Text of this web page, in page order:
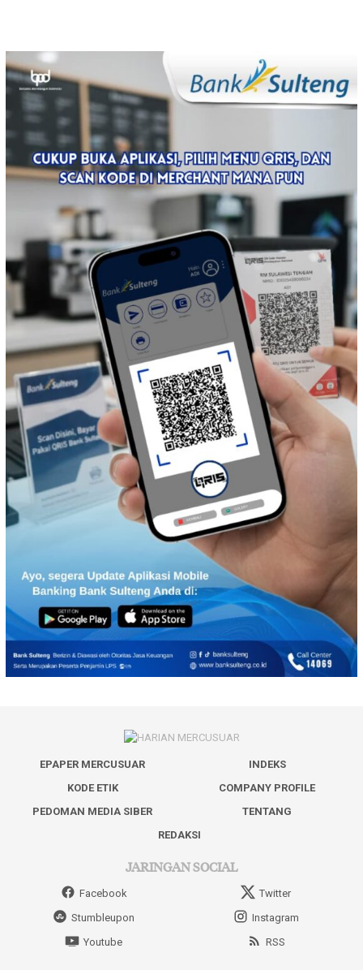
EPAPER MERCUSUAR
INDEKS
KODE ETIK
COMPANY PROFILE
PEDOMAN MEDIA SIBER
TENTANG
REDAKSI
JARINGAN SOCIAL
Facebook
Twitter
Stumbleupon
Instagram
Youtube
RSS